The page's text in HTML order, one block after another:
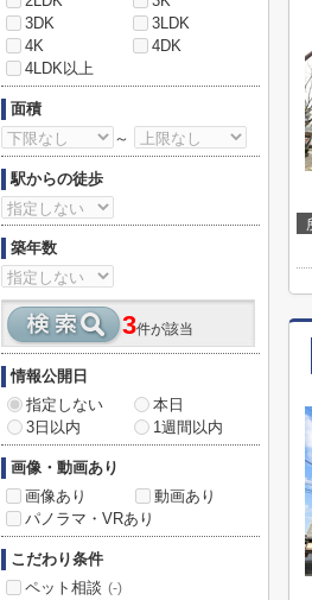
3DK
3LDK
4K
4DK
4LDK以上
面積
～
駅からの徒歩
築年数
3件が該当
情報公開日
指定しない
本日
3日以内
1週間以内
画像・動画あり
画像あり
動画あり
パノラマ・VRあり
こだわり条件
ペット相談 (-)